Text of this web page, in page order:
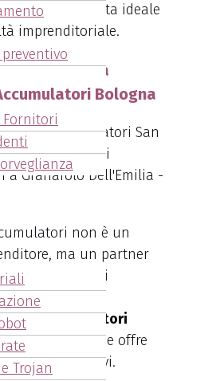
Trojan
una scelta ideale
imprenditoriale.
da
Bologna
non è un
ma un partner
aziende di ogni
di un
carrelli elevatori
la nostra sede offre
competitivi.